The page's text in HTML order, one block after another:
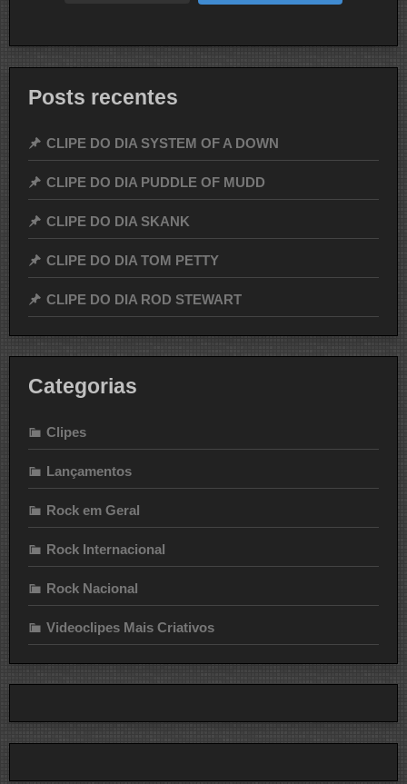
Posts recentes
CLIPE DO DIA SYSTEM OF A DOWN
CLIPE DO DIA PUDDLE OF MUDD
CLIPE DO DIA SKANK
CLIPE DO DIA TOM PETTY
CLIPE DO DIA ROD STEWART
Categorias
Clipes
Lançamentos
Rock em Geral
Rock Internacional
Rock Nacional
Videoclipes Mais Criativos